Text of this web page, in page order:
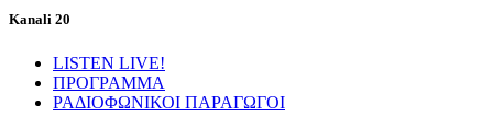
Kanali 20
LISTEN LIVE!
ΠΡΟΓΡΑΜΜΑ
ΡΑΔΙΟΦΩΝΙΚΟΙ ΠΑΡΑΓΩΓΟΙ